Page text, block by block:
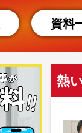
資料
熱